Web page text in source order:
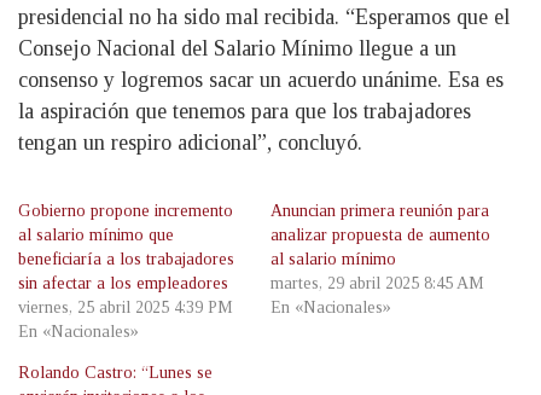
presidencial no ha sido mal recibida. “Esperamos que el
Consejo Nacional del Salario Mínimo llegue a un
consenso y logremos sacar un acuerdo unánime. Esa es
la aspiración que tenemos para que los trabajadores
tengan un respiro adicional”, concluyó.
Gobierno propone incremento
al salario mínimo que
beneficiaría a los trabajadores
sin afectar a los empleadores
viernes, 25 abril 2025 4:39 PM
En «Nacionales»
Anuncian primera reunión para
analizar propuesta de aumento
al salario mínimo
martes, 29 abril 2025 8:45 AM
En «Nacionales»
Rolando Castro: “Lunes se